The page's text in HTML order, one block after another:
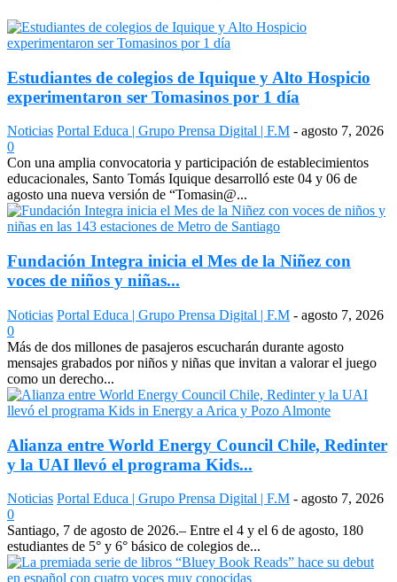
Estudiantes de colegios de Iquique y Alto Hospicio
experimentaron ser Tomasinos por 1 día
Noticias Portal Educa | Grupo Prensa Digital | F.M - agosto 7, 2026
0
Con una amplia convocatoria y participación de establecimientos
educacionales, Santo Tomás Iquique desarrolló este 04 y 06 de
agosto una nueva versión de “Tomasin@...
Fundación Integra inicia el Mes de la Niñez con
voces de niños y niñas...
Noticias Portal Educa | Grupo Prensa Digital | F.M - agosto 7, 2026
0
Más de dos millones de pasajeros escucharán durante agosto
mensajes grabados por niños y niñas que invitan a valorar el juego
como un derecho...
Alianza entre World Energy Council Chile, Redinter
y la UAI llevó el programa Kids...
Noticias Portal Educa | Grupo Prensa Digital | F.M - agosto 7, 2026
0
Santiago, 7 de agosto de 2026.– Entre el 4 y el 6 de agosto, 180
estudiantes de 5° y 6° básico de colegios de...